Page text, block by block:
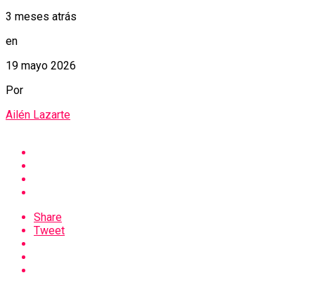
3 meses atrás
en
19 mayo 2026
Por
Ailén Lazarte
Share
Tweet